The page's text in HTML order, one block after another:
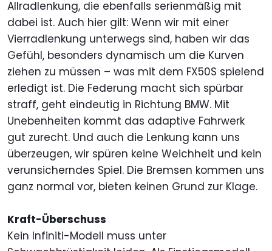
Allradlenkung, die ebenfalls serienmäßig mit
dabei ist. Auch hier gilt: Wenn wir mit einer
Vierradlenkung unterwegs sind, haben wir das
Gefühl, besonders dynamisch um die Kurven
ziehen zu müssen – was mit dem FX50S spielend
erledigt ist. Die Federung macht sich spürbar
straff, geht eindeutig in Richtung BMW. Mit
Unebenheiten kommt das adaptive Fahrwerk
gut zurecht. Und auch die Lenkung kann uns
überzeugen, wir spüren keine Weichheit und kein
verunsicherndes Spiel. Die Bremsen kommen uns
ganz normal vor, bieten keinen Grund zur Klage.
Kraft-Überschuss
Kein Infiniti-Modell muss unter